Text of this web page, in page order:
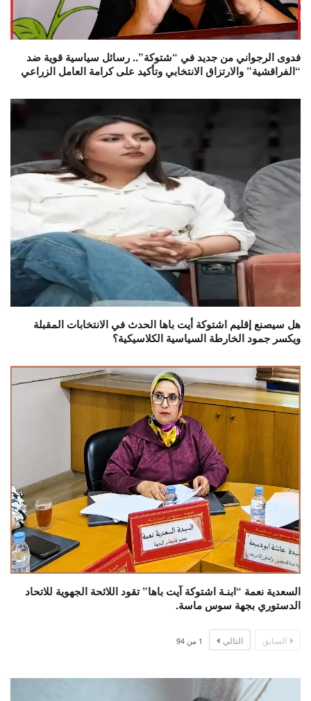
فدوى الرجواني من جديد في “شتوكة”.. رسائل سياسية قوية ضد
“الفراقشية” والارتزاق الانتخابي وتأكيد على كرامة العامل الزراعي
هل سيصنع إقليم اشتوكة أيت باها الحدث في الانتخابات المقبلة
ويكسر جمود الخارطة السياسية الكلاسيكية؟
السعدية نعمة “ابنـة اشتوكة آيت باها” تقود اللائحة الجهوية للاتحاد
الدستوري بجهة سوس ماسة.
السابق التالي 1 من 94